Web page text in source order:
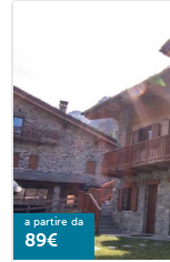
a partire da
89€